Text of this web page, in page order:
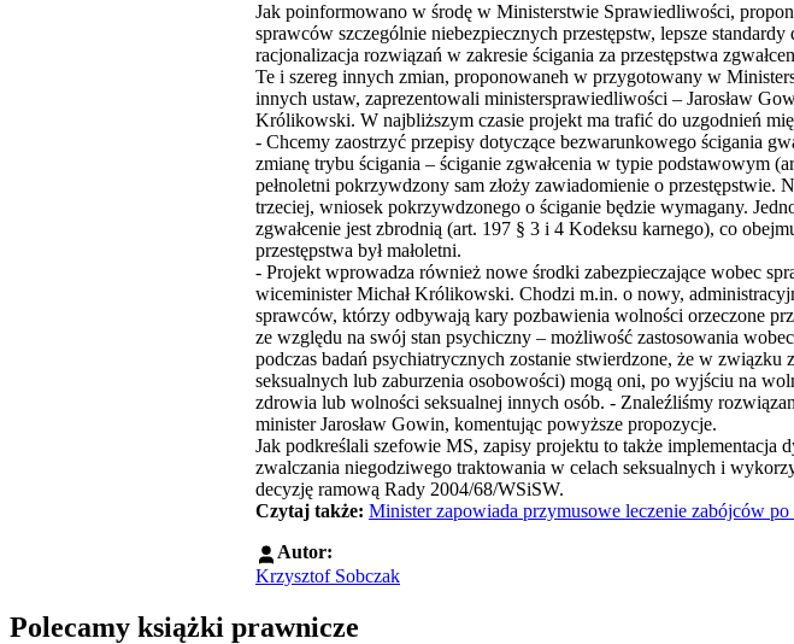
Jak poinformowano w środę w Ministerstwie Sprawiedliwości,
sprawców szczególnie niebezpiecznych przestępstw, lepsze
racjonalizacja rozwiązań w zakresie ścigania za przestępstwa
Te i szereg innych zmian, proponowaneh w przygotowany w
innych ustaw, zaprezentowali ministersprawiedliwości – Jarosław
Królikowski. W najbliższym czasie projekt ma trafić do uzgodnień
- Chcemy zaostrzyć przepisy dotyczące bezwarunkowego ścigania
zmianę trybu ścigania – ściganie zgwałcenia w typie podstawowym
pełnoletni pokrzywdzony sam złoży zawiadomienie o
trzeciej, wniosek pokrzywdzonego o ściganie będzie wymagany.
zgwałcenie jest zbrodnią (art. 197 § 3 i 4 Kodeksu karnego), co
przestępstwa był małoletni.
- Projekt wprowadza również nowe środki zabezpieczające wobec
wiceminister Michał Królikowski. Chodzi m.in. o nowy,
sprawców, którzy odbywają kary pozbawienia wolności orzeczone
ze względu na swój stan psychiczny – możliwość zastosowania
podczas badań psychiatrycznych zostanie stwierdzone, że w
seksualnych lub zaburzenia osobowości) mogą oni, po wyjściu na
zdrowia lub wolności seksualnej innych osób. - Znaleźliśmy
minister Jarosław Gowin, komentując powyższe propozycje.
Jak podkreślali szefowie MS, zapisy projektu to także
zwalczania niegodziwego traktowania w celach seksualnych i
decyzję ramową Rady 2004/68/WSiSW.
Czytaj także: Minister zapowiada przymusowe leczenie zabójców
Autor:
Krzysztof Sobczak
Polecamy książki prawnicze